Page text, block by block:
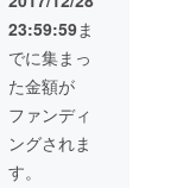
い会社
や取り
組みを
徹底取
材。冊
子に１
ページ
しっか
の入口
に貼っ
てある
イラス
トの手
ぬぐい
をお送
りしま
23:59:59ま
でに集まっ
た金額が
ファンディ
ングされま
す。